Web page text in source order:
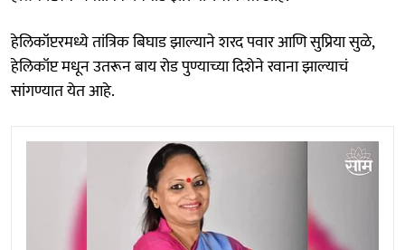
हेलिकॉप्टरमध्ये तांत्रिक बिघाड झाल्याने शरद पवार आणि सुप्रिया सुळे,
हेलिकॉप्ट मधून उतरून बाय रोड पुण्याच्या दिशेने रवाना झाल्याचं
सांगण्यात येत आहे.